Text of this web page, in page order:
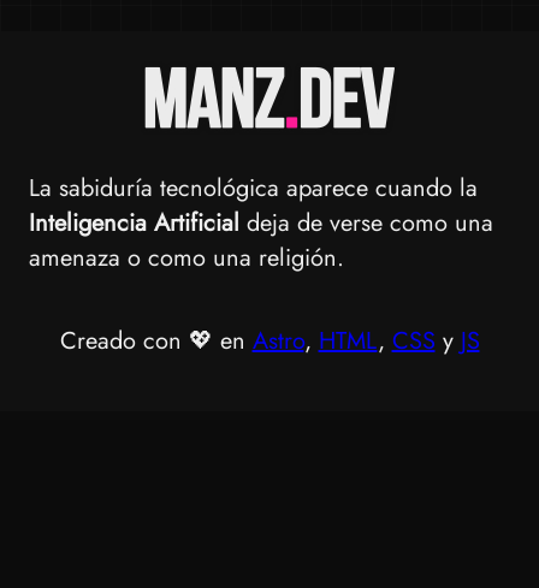
La sabiduría tecnológica aparece cuando la
Inteligencia Artificial deja de verse como una
amenaza o como una religión.
Creado con 💖 en Astro, HTML, CSS y JS